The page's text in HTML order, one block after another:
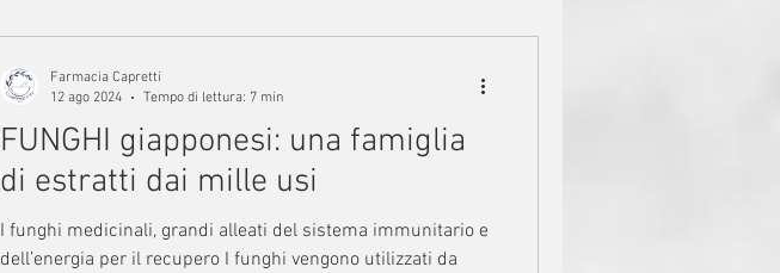
FUNGHI giapponesi: una famiglia
di estratti dai mille usi
I funghi medicinali, grandi alleati del sistema immunitario e
dell’energia per il recupero I funghi vengono utilizzati da
Farmacia Capretti
12 ago 2024
Tempo di lettura: 7 min